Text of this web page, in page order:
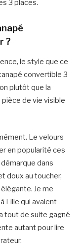
3 places.
?
le style que ce
convertible 3
plutôt que la
pièce de vie visible
Le velours
en popularité ces
dans
doux au toucher,
Je me
Lille qui avaient
tout de suite gagné
autant pour lire